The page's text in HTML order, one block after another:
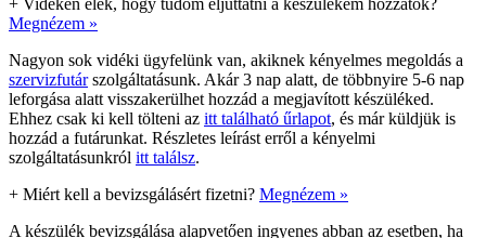
Megnézem »
Nagyon sok vidéki ügyfelünk van, akiknek kényelmes megoldás a
szervizfutárszolgáltatásunk. Akár 3 nap alatt, de többnyire 5-6 nap
leforgása alatt visszakerülhet hozzád a megjavított készüléked.
Ehhez csak ki kell tölteni az itt található űrlapot, és már küldjük is
hozzád a futárunkat. Részletes leírást erről a kényelmi
szolgáltatásunkról itt találsz.
+ Miért kell a bevizsgálásért fizetni? Megnézem »
A készülék bevizsgálása alapvetően ingyenes abban az esetben, ha